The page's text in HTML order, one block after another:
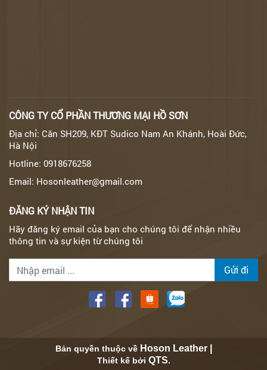
CÔNG TY CỔ PHẦN THƯƠNG MẠI HỒ SƠN
Địa chỉ: Căn SH209, KĐT Sudico Nam An Khánh, Hoài Đức,
Hà Nội
Hotline: 0918676258
Email: Hosonleather@gmail.com
ĐĂNG KÝ NHẬN TIN
Hãy đăng ký email của bạn cho chúng tôi để nhận nhiều
thông tin và sự kiện từ chúng tôi
Gửi đi
Bản quyền thuộc về Hoson Leather |
Thiết kế bởi QTS.